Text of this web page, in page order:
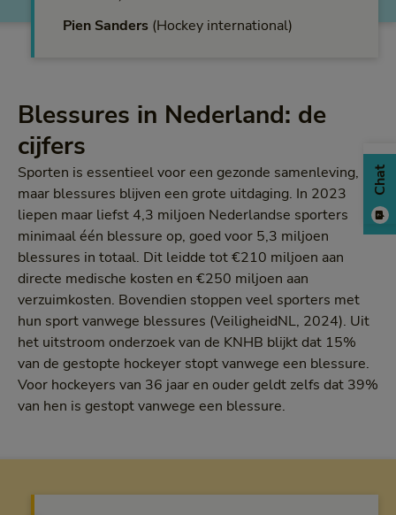
Pien Sanders Hockey international
Blessures in Nederland: de
cijfers
Sporten is essentieel voor een gezonde samenleving,
maar blessures blijven een grote uitdaging. In 2023
liepen maar liefst 4,3 miljoen Nederlandse sporters
minimaal één blessure op, goed voor 5,3 miljoen
blessures in totaal. Dit leidde tot €210 miljoen aan
directe medische kosten en €250 miljoen aan
verzuimkosten. Bovendien stoppen veel sporters met
hun sport vanwege blessures (VeiligheidNL, 2024). Uit
het uitstroom onderzoek van de KNHB blijkt dat 15%
van de gestopte hockeyer stopt vanwege een blessure.
Voor hockeyers van 36 jaar en ouder geldt zelfs dat 39%
van hen is gestopt vanwege een blessure.
Chat